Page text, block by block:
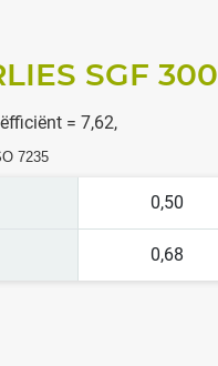
SGF 300
= 7,62,
7235
0,50
0,68